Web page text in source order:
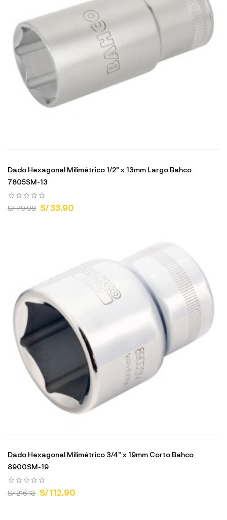
Dado Hexagonal Milimétrico 1/2" x 13mm Largo Bahco
7805SM-13
S/ 79.98 S/ 33.90
Dado Hexagonal Milimétrico 3/4" x 19mm Corto Bahco
8900SM-19
S/ 216.13 S/ 112.90